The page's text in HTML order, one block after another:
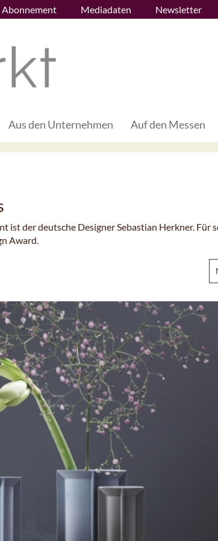
Abonnement Mediadaten Newsletter
Aus den Unternehmen Auf den Messen
ist der deutsche Designer Sebastian Herkner. Für
Award.